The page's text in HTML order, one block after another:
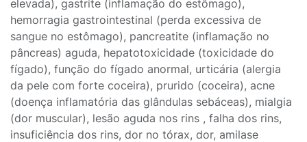
elevada), gastrite (inflamação do estômago),
hemorragia gastrointestinal (perda excessiva de
sangue no estômago), pancreatite (inflamação no
pâncreas) aguda, hepatotoxicidade (toxicidade do
fígado), função do fígado anormal, urticária (alergia
da pele com forte coceira), prurido (coceira), acne
(doença inflamatória das glândulas sebáceas), mialgia
(dor muscular), lesão aguda nos rins , falha dos rins,
insuficiência dos rins, dor no tórax, dor, amilase